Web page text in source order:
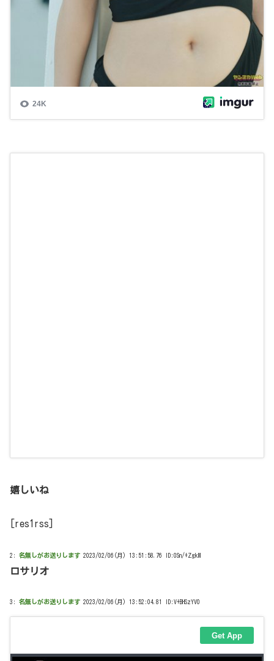
嬉しいね
[res1rss]
2: 名無しがお送りします 2023/02/06(月) 13:51:58.76 ID:0Sn/+ZgkM
ロサリオ
3: 名無しがお送りします 2023/02/06(月) 13:52:04.81 ID:V+BHSzYV0